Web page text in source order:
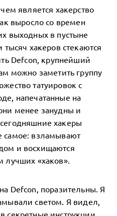
является хакерство
выросло со времен
выходных в пустыне
хакеров стекаются
Defcon, крупнейший
можно заметить группу
татуировок с
напечатанные на
менее занудны и
хакеры
самое: взламывают
и восхищаются
лучших «хаков».
Defcon, поразительны. Я
светом. Я видел,
секретные инструкции,